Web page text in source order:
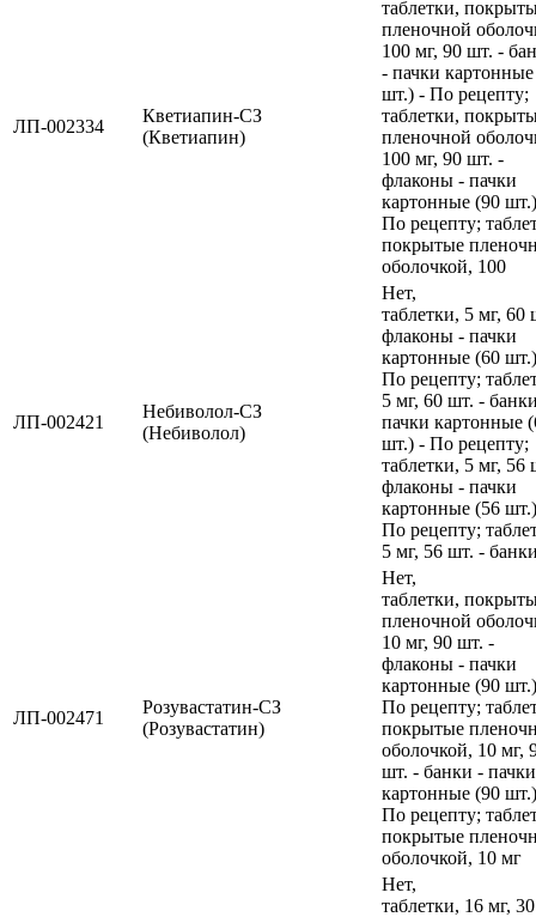
ЛП-002334
Кветиапин-СЗ
(Кветиапин)
таблетки,
пленочной
100 мг, 90 шт. -
- пачки
шт.) - По рецепту;
таблетки,
пленочной
100 мг, 90 шт. -
флаконы - пачки
картонные (90
По рецепту;
покрытые
оболочкой, 100
ЛП-002421
Небиволол-СЗ
(Небиволол)
Нет,
таблетки, 5 мг, 60
флаконы - пачки
картонные (60
По рецепту;
5 мг, 60 шт. -
пачки картонные
шт.) - По рецепту;
таблетки, 5 мг, 56
флаконы - пачки
картонные (56
По рецепту;
5 мг, 56 шт. -
ЛП-002471
Розувастатин-СЗ
(Розувастатин)
Нет,
таблетки,
пленочной
10 мг, 90 шт. -
флаконы - пачки
картонные (90
По рецепту;
покрытые
оболочкой, 10 мг,
шт. - банки - пачки
картонные (90
По рецепту;
покрытые
оболочкой, 10 мг
Нет,
таблетки, 16 мг,